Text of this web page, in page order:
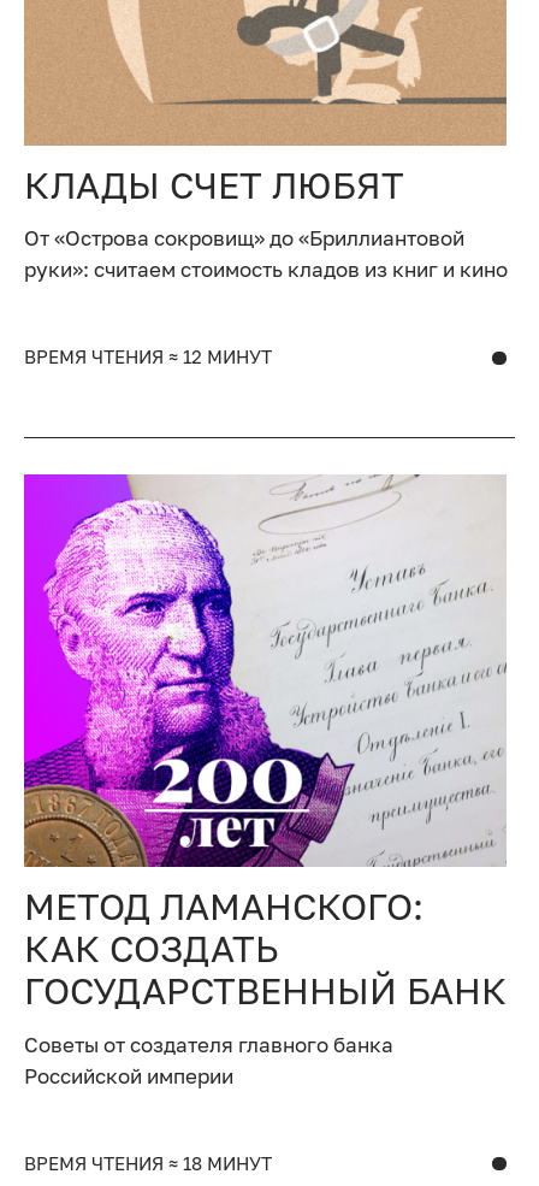
КЛАДЫ СЧЕТ ЛЮБЯТ
От «Острова сокровищ» до «Бриллиантовой
руки»: считаем стоимость кладов из книг и кино
ВРЕМЯ ЧТЕНИЯ ≈ 12 МИНУТ
МЕТОД ЛАМАНСКОГО:
КАК СОЗДАТЬ
ГОСУДАРСТВЕННЫЙ БАНК
Советы от создателя главного банка
Российской империи
ВРЕМЯ ЧТЕНИЯ ≈ 18 МИНУТ